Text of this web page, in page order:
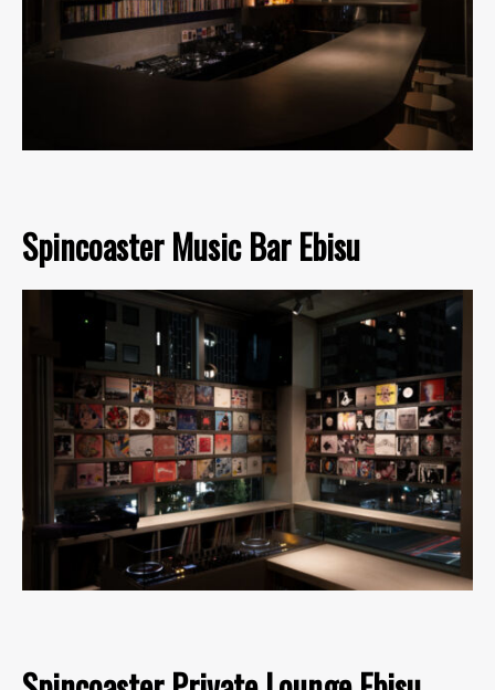
Spincoaster Music Bar Ebisu